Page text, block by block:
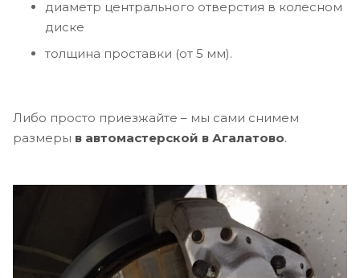
диаметр центрального отверстия в колесном
диске
толщина проставки (от 5 мм).
Либо просто приезжайте – мы сами снимем
размеры в автомастерской в Агалатово.